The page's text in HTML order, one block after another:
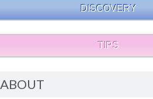
DISCOVERY
TIPS
ABOUT